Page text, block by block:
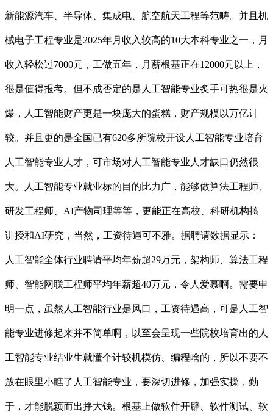
新能源汽车、半导体、集成电、航空航天工程等范畴。并且机
械电子工程专业是2025年月收入较高的10大本科专业之一，月
收入轻松过7000元，工做五年，月薪根基正在12000元以上，
很是值得报考。但不成否定的是人工智能专业炙手可热很是火
爆，人工智能财产更是一块庞大的蛋糕，财产规模以万亿计
较。并且更的是全国已有620多所院校开设人工智能专业培育
人工智能专业人才，可市场对人工智能专业人才缺口仍然很
大。人工智能专业就业标的目的比力广，能够做算法工程师、
研发工程师、AI产物司理等等，更能正在高校、科研机构搞
讲授和AI研究，当然，工资待遇可不雅。据聘请数据显示：
人工智能全体行业聘请平均年薪超29万元，架构师、算法工程
师、智能网联工程师平均年薪超40万元，令人爱慕啊。需要申
明一点，虽然人工智能行业是风口，工资待遇高，可是人工智
能专业进修起来并不简单啊，以至会呈现一些院校培育出的人
工智能专业结业生就懂个计较机模仿、编程啥的，所以不要不
放在眼里小瞧了人工智能专业，要深切进修，加强实操，勤
于，才能脱颖而出挣大钱。根基上做软件开辟、软件测试、软